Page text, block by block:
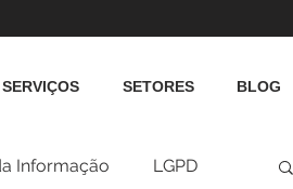
SERVIÇOS SETORES BLOG
Informação LGPD